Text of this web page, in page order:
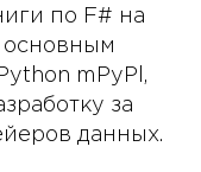
по F# на
основным
mPyPl,
за
данных.